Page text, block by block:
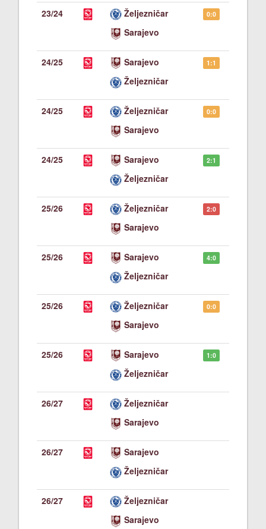
23/24
Željezničar
Sarajevo
0:0
24/25
Sarajevo
Željezničar
1:1
24/25
Željezničar
Sarajevo
0:0
24/25
Sarajevo
Željezničar
2:1
25/26
Željezničar
Sarajevo
2:0
25/26
Sarajevo
Željezničar
4:0
25/26
Željezničar
Sarajevo
0:0
25/26
Sarajevo
Željezničar
1:0
26/27
Željezničar
Sarajevo
26/27
Sarajevo
Željezničar
26/27
Željezničar
Sarajevo